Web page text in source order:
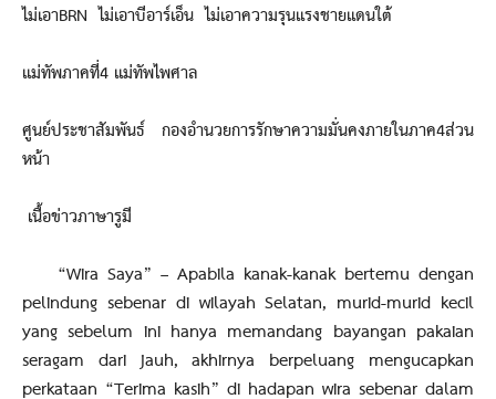
ไม่เอาBRN ไม่เอาบีอาร์เอ็น ไม่เอาความรุนแรงชายแดนใต้
แม่ทัพภาคที่4 แม่ทัพไพศาล
ศูนย์ประชาสัมพันธ์ กองอำนวยการรักษาความมั่นคงภายในภาค4ส่วน
หน้า
เนื้อข่าวภาษารูมี
“Wira Saya” – Apabila kanak-kanak bertemu dengan
pelindung sebenar di wilayah Selatan, murid-murid kecil
yang sebelum ini hanya memandang bayangan pakaian
seragam dari jauh, akhirnya berpeluang mengucapkan
perkataan “Terima kasih” di hadapan wira sebenar dalam